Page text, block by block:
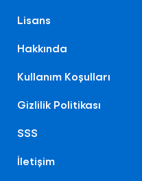
Lisans
Hakkında
Kullanım Koşulları
Gizlilik Politikası
SSS
İletişim